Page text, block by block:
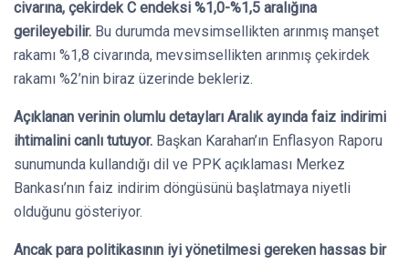
civarına, çekirdek C endeksi %1,0-%1,5 aralığına
gerileyebilir. Bu durumda mevsimsellikten arınmış manşet
rakamı %1,8 civarında, mevsimsellikten arınmış çekirdek
rakamı %2’nin biraz üzerinde bekleriz.
Açıklanan verinin olumlu detayları Aralık ayında faiz indirimi
ihtimalini canlı tutuyor. Başkan Karahan’ın Enflasyon Raporu
sunumunda kullandığı dil ve PPK açıklaması Merkez
Bankası’nın faiz indirim döngüsünü başlatmaya niyetli
olduğunu gösteriyor.
Ancak para politikasının iyi yönetilmesi gereken hassas bir